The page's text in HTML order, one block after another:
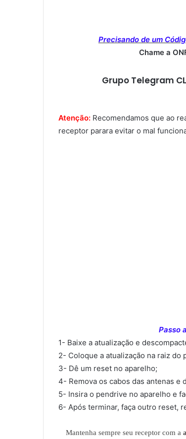
Precisando de um
Chame a
Grupo Telegram
Atenção: Recomendamos que ao
receptor parara evitar o mal
Passo
1- Baixe a atualização e
2- Coloque a atualização na raiz do
3- Dê um reset no aparelho;
4- Remova os cabos das antenas e
5- Insira o pendrive no aparelho e
6- Após terminar, faça outro reset,
Mantenha sempre seu receptor com a